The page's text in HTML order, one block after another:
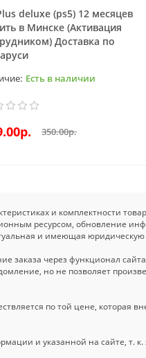
deluxe (ps5) 12 месяцев
в Минске (Активация
Доставка по
Есть в наличии
350.00р.
и комплектности
ресурсом, обновление
и имеющая юридическую
через функционал
но не позволяет
по той цене, которая
и указанной на сайте, т.